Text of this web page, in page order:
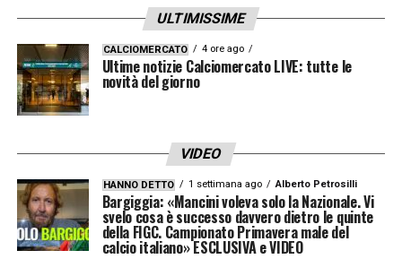
ULTIMISSIME
CALCIOMERCATO 4 ore ago
Ultime notizie Calciomercato LIVE: tutte le
novità del giorno
VIDEO
HANNO DETTO 1 settimana ago Alberto Petrosilli
Bargiggia: «Mancini voleva solo la Nazionale. Vi
svelo cosa è successo davvero dietro le quinte
della FIGC. Campionato Primavera male del
calcio italiano» ESCLUSIVA e VIDEO